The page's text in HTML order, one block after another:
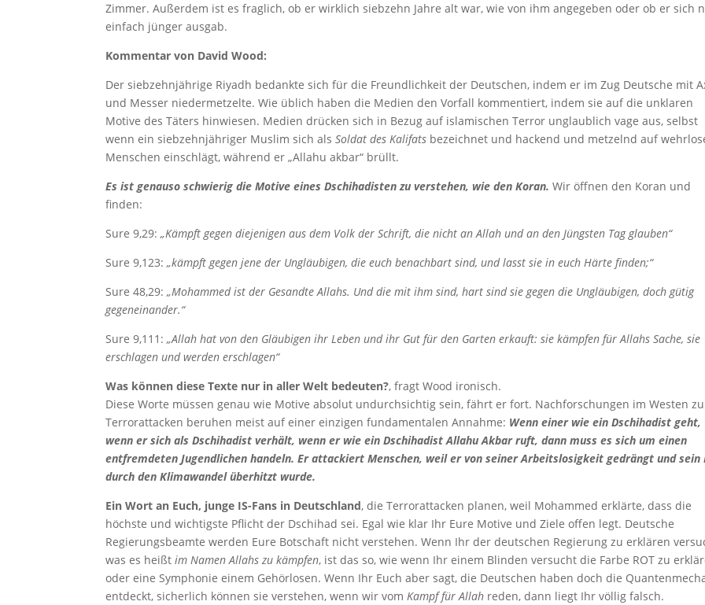
Zimmer. Außerdem ist es fraglich, ob er wirklich siebzehn Jahre alt war, wie von ihm angegeben oder ob er sich
einfach jünger ausgab.
Kommentar von David Wood:
Der siebzehnjährige Riyadh bedankte sich für die Freundlichkeit der Deutschen, indem er im Zug Deutsche mit
und Messer niedermetzelte. Wie üblich haben die Medien den Vorfall kommentiert, indem sie auf die unklaren
Motive des Täters hinwiesen. Medien drücken sich in Bezug auf islamischen Terror unglaublich vage aus, selbst
wenn ein siebzehnjähriger Muslim sich alsSoldat des Kalifats bezeichnet und hackend und metzelnd auf
Menschen einschlägt, während er „Allahu akbar“ brüllt.
Es ist genauso schwierig die Motive eines Dschihadisten zu verstehen, wie den Koran. Wir öffnen den Koran und
finden:
Sure 9,29:„Kämpft gegen diejenigen aus dem Volk der Schrift, die nicht an Allah und an den Jüngsten Tag glauben“
Sure 9,123:„kämpft gegen jene der Ungläubigen, die euch benachbart sind, und lasst sie in euch Härte finden;“
Sure 48,29: „Mohammed ist der Gesandte Allahs. Und die mit ihm sind, hart sind sie gegen die Ungläubigen, doch gütig
gegeneinander.“
Sure 9,111:„Allah hat von den Gläubigen ihr Leben und ihr Gut für den Garten erkauft: sie kämpfen für Allahs Sache, sie
erschlagen und werden erschlagen“
Was können diese Texte nur in aller Welt bedeuten?, fragt Wood ironisch.
Diese Worte müssen genau wie Motive absolut undurchsichtig sein, fährt er fort. Nachforschungen im Westen zu
Terrorattacken beruhen meist auf einer einzigen fundamentalen Annahme: Wenn einer wie ein Dschihadist geht,
wenn er sich als Dschihadist verhält, wenn er wie ein Dschihadist Allahu Akbar ruft, dann muss es sich um einen
entfremdeten Jugendlichen handeln. Er attackiert Menschen, weil er von seiner Arbeitslosigkeit gedrängt und sein
durch den Klimawandel überhitzt wurde.
Ein Wort an Euch, junge IS-Fans in Deutschland, die Terrorattacken planen, weil Mohammed erklärte, dass die
höchste und wichtigste Pflicht der Dschihad sei. Egal wie klar Ihr Eure Motive und Ziele offen legt. Deutsche
Regierungsbeamte werden Eure Botschaft nicht verstehen. Wenn Ihr der deutschen Regierung zu erklären
was es heißt im Namen Allahs zu kämpfen, ist das so, wie wenn Ihr einem Blinden versucht die Farbe ROT zu
oder eine Symphonie einem Gehörlosen. Wenn Ihr Euch aber sagt, die Deutschen haben doch die
entdeckt, sicherlich können sie verstehen, wenn wir vomKampf für Allah reden, dann liegt Ihr völlig falsch.